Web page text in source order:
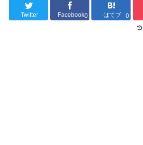
Twitter Facebook0 はてブ 0